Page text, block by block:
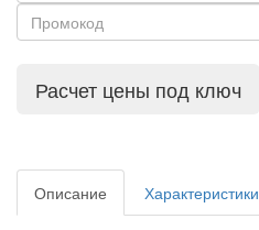
Расчет цены под ключ
Описание Характеристики